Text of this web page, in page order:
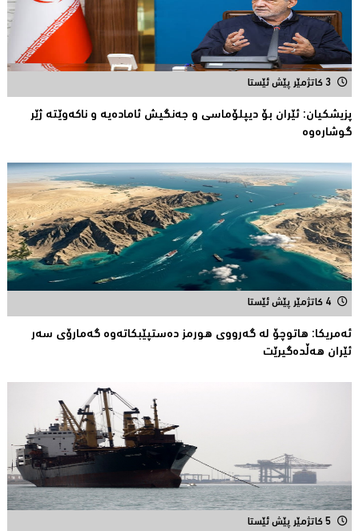
3 کاتژمێر پێش ئێستا
پزیشكیان: ئێران بۆ دیپلۆماسی و جەنگیش ئامادەیە و ناکەوێتە ژێر
گوشارەوە
4 کاتژمێر پێش ئێستا
ئەمریكا: هاتوچۆ لە گەرووی هورمز دەستپێبكاتەوە گەمارۆی سەر
ئێران هەڵدەگیرێت
5 کاتژمێر پێش ئێستا